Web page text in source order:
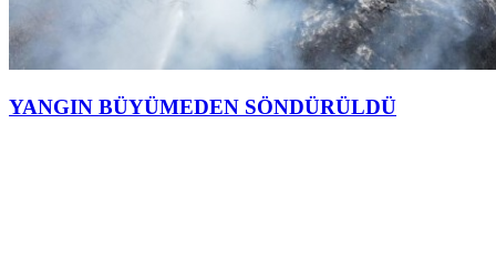
YANGIN BÜYÜMEDEN SÖNDÜRÜLDÜ